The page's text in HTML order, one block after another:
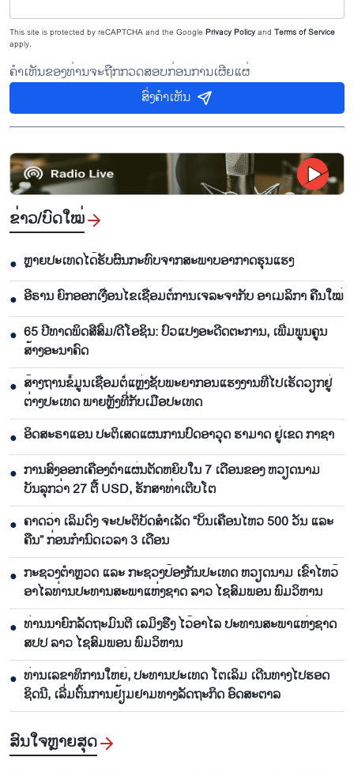
This site is protected by reCAPTCHA and the Google Privacy Policyand Terms of Service
apply.
ຄຳເຫັນຂອງທ່ານຈະຖືກກວດສອບກ່ອນການເຜີຍແຜ່
ສົ່ງຄຳເຫັນ
ຂ່າວ/ບົດ​ໃໝ່
● ຫຼາຍປະເທດໄດ້ຮັບຜົນກະທົບຈາກສະພາບອາກາດຮຸນແຮງ
● ອີຣານ ຍົກອອກເງື່ອນໄຂເຊື່ອມຕໍ່ການເຈລະຈາກັບ ອາເມລິກາ ຄືນໃໝ່
● 65 ​ປີທາດ​ພິດ​ສີ​ສົ້ມ/ດີ​ໂອ​ຊິນ: ປົວ​ແປງ​ອະ​ດີດ​ຕະ​ການ, ເພີ່ມ​ພູນ​ຄູນ​
ສ້າງ​ອະ​ນາຄົດ
● ສ້າງຖານຂໍ້ມູນເຊື່ອມຕໍ່ແຫຼ່ງຊັບພະຍາກອນແຮງງານທີ່ໄປເຮັດວຽກຢູ່
ຕ່າງປະເທດ ພາຍຫຼັງທີ່ກັບເມືອປະເທດ
● ອິດສະຣາແອນ ປະຕິເສດແຜນການປົດອາວຸດ ຮາມາດ ຢູ່ເຂດ ກາຊາ
● ການສົ່ງອອກເຄື່ອງຕ່ຳແຜ່ນຕັດຫຍິບໃນ 7 ເດືອນຂອງ ຫວຽດນາມ
ບັນລຸກວ່າ 27 ຕື້ USD, ຮັກສາທ່າເຕີບໂຕ
● ຄາດວ່າ ເລິມດົ່ງ ຈະປະຕິບັດສຳເລັດ “ບັ້ນເຄື່ອນໄຫວ 500 ວັນ ແລະ
ຄືນ” ກ່ອນກຳນົດເວລາ 3 ເດືອນ
● ກະຊວງຕຳຫຼວດ ແລະ ກະຊວງປ້ອງກັນປະເທດ ຫວຽດນາມ ເຂົ້າໄຫວ້
ອາໄລທ່ານປະທານສະພາແຫ່ງຊາດ ລາວ ໄຊສົມພອນ ພົມວິຫານ
● ທ່ານນາຍົກລັດຖະມົນຕີ ເລມິງຮືງ ໄວ້ອາໄລ ປະທານສະພາແຫ່ງຊາດ
ສປປ ລາວ ໄຊສົມພອນ ພົມວິຫານ
● ທ່ານເລຂາທິການໃຫຍ່, ປະທານປະເທດ ໂຕເລິມ ເດີນທາງໄປຮອດ
ຊິດນີ, ເລີ່ມຕົ້ນການຢ້ຽມຢາມທາງລັດຖະກິດ ອົດສະຕາລ
ສົນ​ໃຈ​ຫຼາຍ​ສຸດ